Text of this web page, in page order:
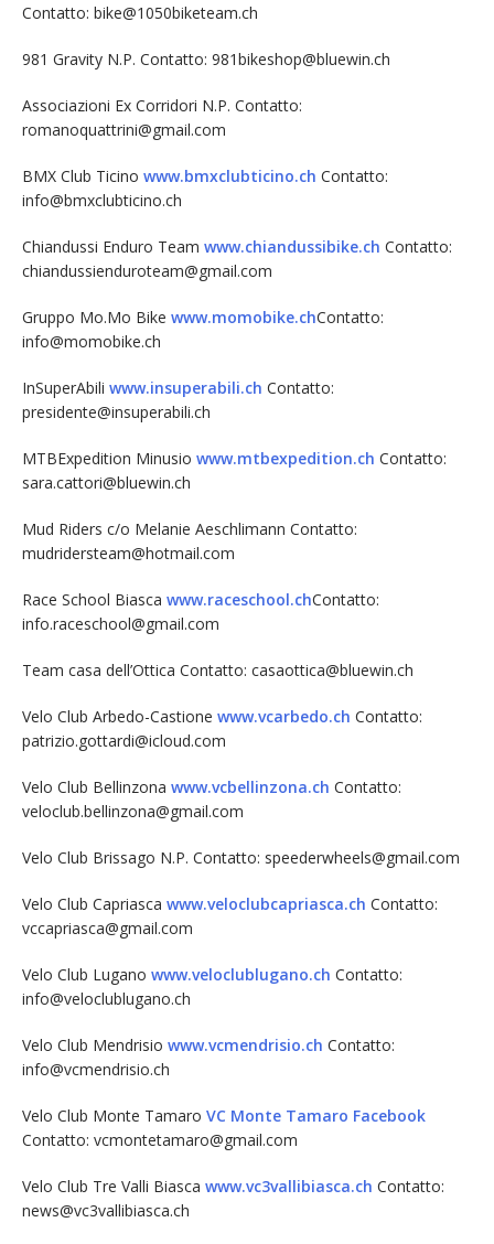
Contatto: bike@1050biketeam.ch
981 Gravity N.P. Contatto: 981bikeshop@bluewin.ch
Associazioni Ex Corridori N.P. Contatto:
romanoquattrini@gmail.com
BMX Club Ticino www.bmxclubticino.ch Contatto:
info@bmxclubticino.ch
Chiandussi Enduro Team www.chiandussibike.ch Contatto:
chiandussienduroteam@gmail.com
Gruppo Mo.Mo Bike www.momobike.chContatto:
info@momobike.ch
InSuperAbili www.insuperabili.ch Contatto:
presidente@insuperabili.ch
MTBExpedition Minusio www.mtbexpedition.ch Contatto:
sara.cattori@bluewin.ch
Mud Riders c/o Melanie Aeschlimann Contatto:
mudridersteam@hotmail.com
Race School Biasca www.raceschool.chContatto:
info.raceschool@gmail.com
Team casa dell’Ottica Contatto: casaottica@bluewin.ch
Velo Club Arbedo-Castione www.vcarbedo.ch Contatto:
patrizio.gottardi@icloud.com
Velo Club Bellinzona www.vcbellinzona.ch Contatto:
veloclub.bellinzona@gmail.com
Velo Club Brissago N.P. Contatto: speederwheels@gmail.com
Velo Club Capriasca www.veloclubcapriasca.ch Contatto:
vccapriasca@gmail.com
Velo Club Lugano www.veloclublugano.ch Contatto:
info@veloclublugano.ch
Velo Club Mendrisio www.vcmendrisio.ch Contatto:
info@vcmendrisio.ch
Velo Club Monte Tamaro VC Monte Tamaro Facebook
Contatto: vcmontetamaro@gmail.com
Velo Club Tre Valli Biasca www.vc3vallibiasca.ch Contatto:
news@vc3vallibiasca.ch